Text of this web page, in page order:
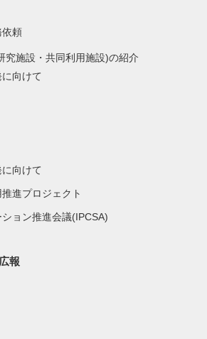
依頼
究施設・共同利用施設)の紹介
向けて
向けて
進プロジェクト
ョン推進会議(IPCSA)
報